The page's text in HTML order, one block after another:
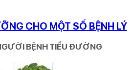
CHO MỘT SỐ BỆNH LÝ
BỆNH TIỂU ĐƯỜNG